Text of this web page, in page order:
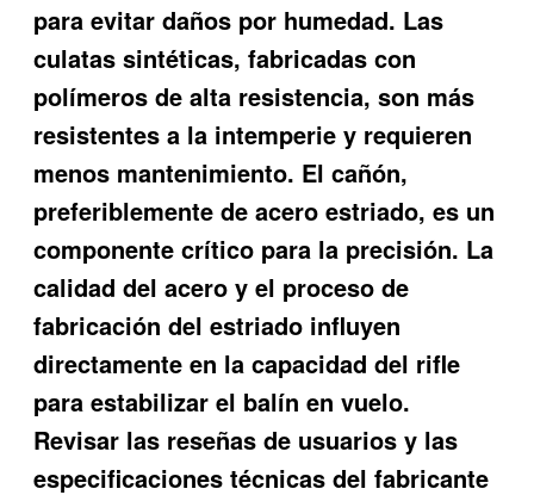
para evitar daños por humedad. Las
culatas sintéticas, fabricadas con
polímeros de alta resistencia, son más
resistentes a la intemperie y requieren
menos mantenimiento. El cañón,
preferiblemente de acero estriado, es un
componente crítico para la precisión. La
calidad del acero y el proceso de
fabricación del estriado influyen
directamente en la capacidad del rifle
para estabilizar el balín en vuelo.
Revisar las reseñas de usuarios y las
especificaciones técnicas del fabricante